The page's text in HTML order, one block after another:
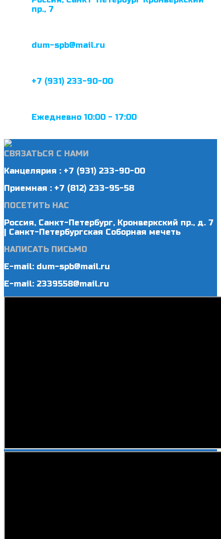
пр., 7
dum-spb@mail.ru
+7 (931) 233-90-00
Ежедневно 10:00 - 17:00
СВЯЗАТЬСЯ С НАМИ
Канцелярия : +7 (931) 233-90-00
Приемная : +7 (812) 233-95-58
ПОСЕТИТЬ НАС
Россия, Санкт-Петербург, Кронверкский пр., д. 7
| Санкт-Петербургская Соборная мечеть
НАПИСАТЬ ПИСЬМО
E-mail: dum-spb@mail.ru
E-mail: 2339558@mail.ru